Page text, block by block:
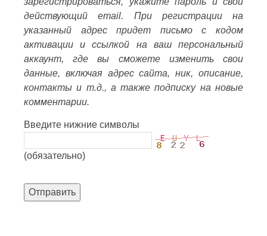
действующий email. При регистрации на
указанный адрес придет письмо с кодом
активации и ссылкой на ваш персональный
аккаунт, где вы сможете изменить свои
данные, включая адрес сайта, ник, описание,
контакты и т.д., а также подписку на новые
комментарии.
Введите нижние символы
(обязательно)
Отправить